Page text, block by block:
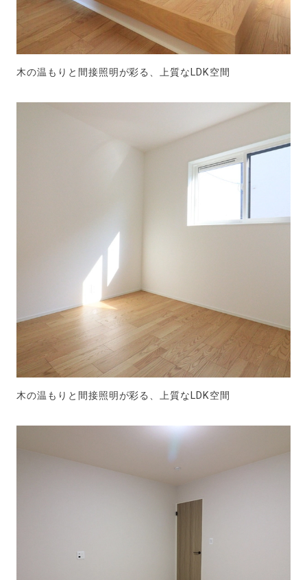
木の温もりと間接照明が彩る、上質なLDK空間
木の温もりと間接照明が彩る、上質なLDK空間